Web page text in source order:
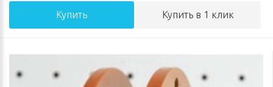
Купить Купить в 1 клик